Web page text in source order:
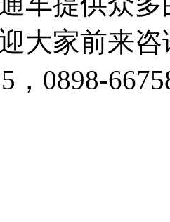
大家前来
，0898-